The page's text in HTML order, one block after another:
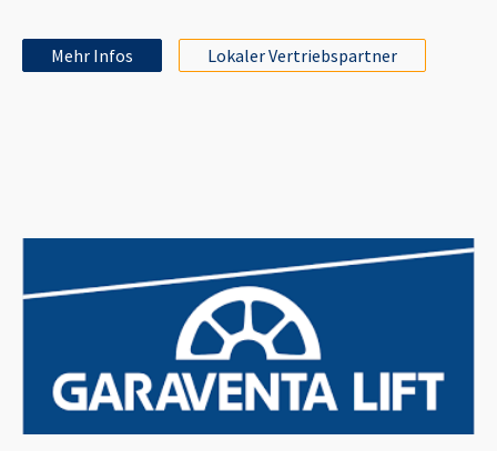
Mehr Infos Lokaler Vertriebspartner